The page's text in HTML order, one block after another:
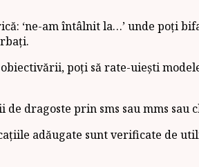
‘ne-am întâlnit la…’ unde poți
poți să rate-uiești
dragoste prin sms sau mms sau
adăugate sunt verificate de